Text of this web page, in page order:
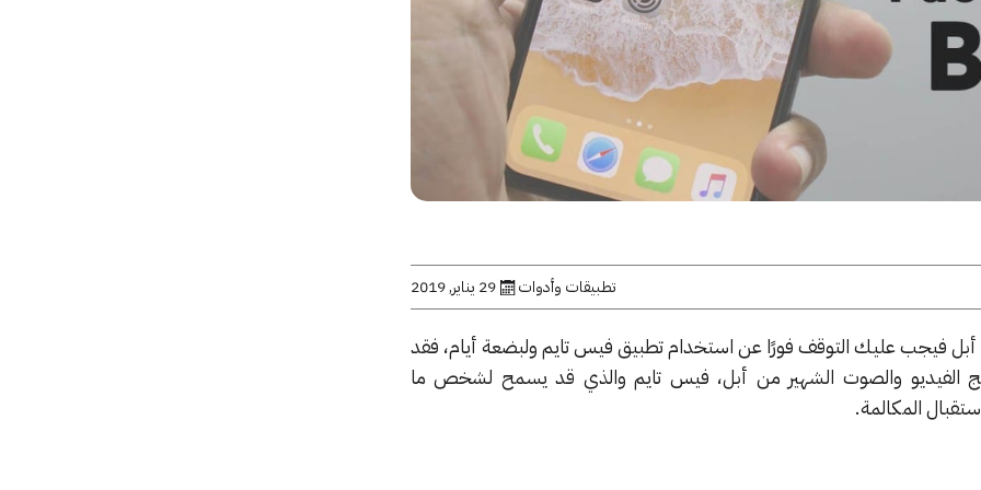
تطبيقات وأدوات 29 يناير, 2019
فيجب عليك التوقف فورًا عن استخدام تطبيق فيس تايم ولبضعة أيام، فقد
الفيديو والصوت الشهير من أبل، فيس تايم والذي قد يسمح لشخص ما
المكالمة.